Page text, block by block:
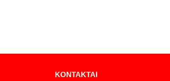
KONTAKTAI